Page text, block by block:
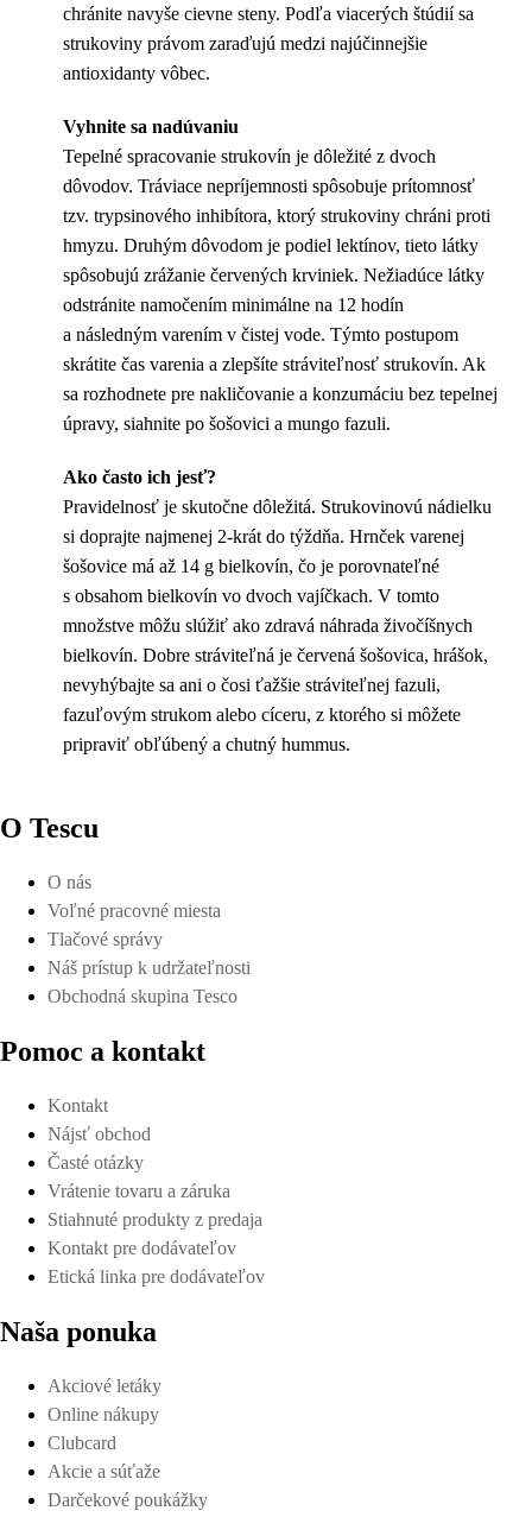
chránite navyše cievne steny. Podľa viacerých štúdií sa
strukoviny právom zaraďujú medzi najúčinnejšie
antioxidanty vôbec.
Vyhnite sa nadúvaniu
Tepelné spracovanie strukovín je dôležité z dvoch
dôvodov. Tráviace nepríjemnosti spôsobuje prítomnosť
tzv. trypsinového inhibítora, ktorý strukoviny chráni proti
hmyzu. Druhým dôvodom je podiel lektínov, tieto látky
spôsobujú zrážanie červených krviniek. Nežiadúce látky
odstránite namočením minimálne na 12 hodín
a následným varením v čistej vode. Týmto postupom
skrátite čas varenia a zlepšíte stráviteľnosť strukovín. Ak
sa rozhodnete pre nakličovanie a konzumáciu bez tepelnej
úpravy, siahnite po šošovici a mungo fazuli.
Ako často ich jesť?
Pravidelnosť je skutočne dôležitá. Strukovinovú nádielku
si doprajte najmenej 2-krát do týždňa. Hrnček varenej
šošovice má až 14 g bielkovín, čo je porovnateľné
s obsahom bielkovín vo dvoch vajíčkach. V tomto
množstve môžu slúžiť ako zdravá náhrada živočíšnych
bielkovín. Dobre stráviteľná je červená šošovica, hrášok,
nevyhýbajte sa ani o čosi ťažšie stráviteľnej fazuli,
fazuľovým strukom alebo cíceru, z ktorého si môžete
pripraviť obľúbený a chutný hummus.
O Tescu
O nás
Voľné pracovné miesta
Tlačové správy
Náš prístup k udržateľnosti
Obchodná skupina Tesco
Pomoc a kontakt
Kontakt
Nájsť obchod
Časté otázky
Vrátenie tovaru a záruka
Stiahnuté produkty z predaja
Kontakt pre dodávateľov
Etická linka pre dodávateľov
Naša ponuka
Akciové letáky
Online nákupy
Clubcard
Akcie a súťaže
Darčekové poukážky